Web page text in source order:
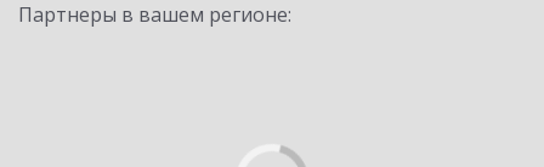
Партнеры в вашем регионе: